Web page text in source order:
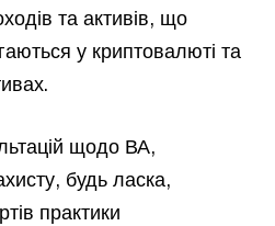
та активів, що
у криптовалюті та
щодо ВА,
будь ласка,
практики